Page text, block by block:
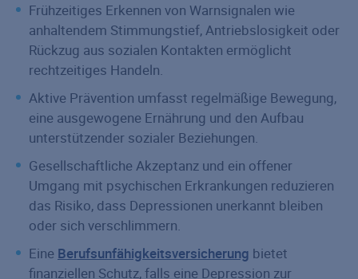
Frühzeitiges Erkennen von Warnsignalen wie
anhaltendem Stimmungstief, Antriebslosigkeit oder
Rückzug aus sozialen Kontakten ermöglicht
rechtzeitiges Handeln.
Aktive Prävention umfasst regelmäßige Bewegung,
eine ausgewogene Ernährung und den Aufbau
unterstützender sozialer Beziehungen.
Gesellschaftliche Akzeptanz und ein offener
Umgang mit psychischen Erkrankungen reduzieren
das Risiko, dass Depressionen unerkannt bleiben
oder sich verschlimmern.
Eine Berufsunfähigkeitsversicherung bietet
finanziellen Schutz, falls eine Depression zur